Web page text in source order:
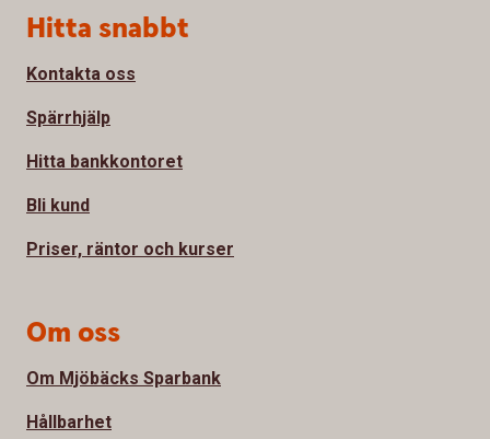
Sidfot
Hitta snabbt
Kontakta oss
Spärrhjälp
Hitta bankkontoret
Bli kund
Priser, räntor och kurser
Om oss
Om Mjöbäcks Sparbank
Hållbarhet